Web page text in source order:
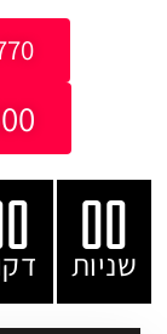
1770 ₪ עד
1500
00
שניות